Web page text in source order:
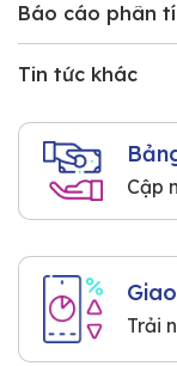
Báo cáo phân
Tin tức khác
Cập
Trải